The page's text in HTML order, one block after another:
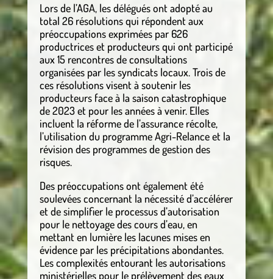
Lors de l’AGA, les délégués ont adopté au
total 26 résolutions qui répondent aux
préoccupations exprimées par 626
productrices et producteurs qui ont participé
aux 15 rencontres de consultations
organisées par les syndicats locaux. Trois de
ces résolutions visent à soutenir les
producteurs face à la saison catastrophique
de 2023 et pour les années à venir. Elles
incluent la réforme de l’assurance récolte,
l’utilisation du programme Agri-Relance et la
révision des programmes de gestion des
risques.
Des préoccupations ont également été
soulevées concernant la nécessité d’accélérer
et de simplifier le processus d’autorisation
pour le nettoyage des cours d’eau, en
mettant en lumière les lacunes mises en
évidence par les précipitations abondantes.
Les complexités entourant les autorisations
ministérielles pour le prélèvement des eaux